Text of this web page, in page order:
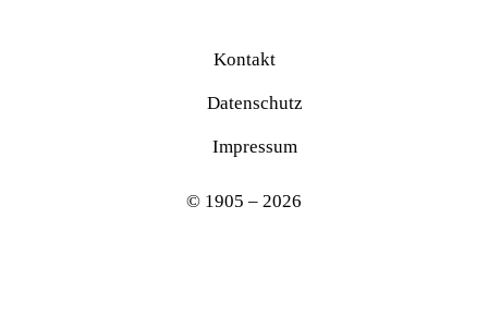
Kontakt
Datenschutz
Impressum
© 1905 – 2026